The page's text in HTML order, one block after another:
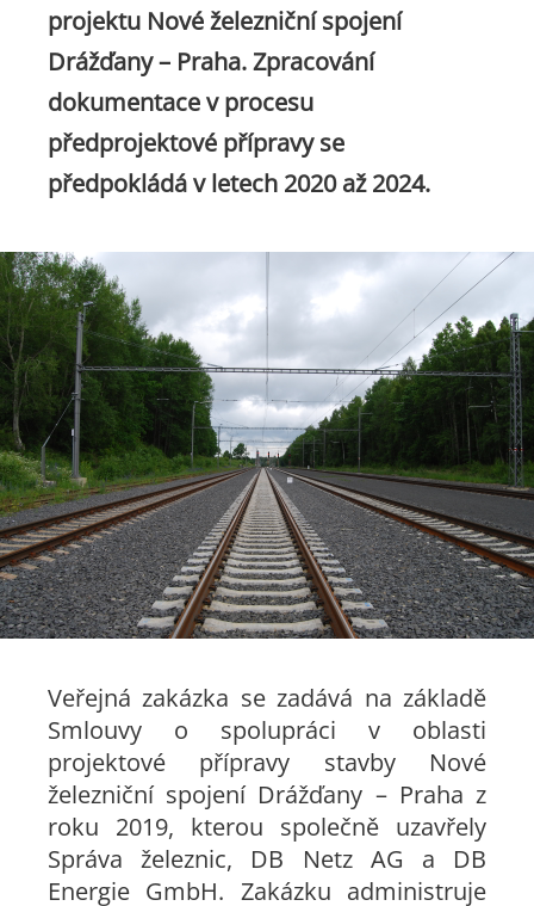
projektu Nové železniční spojení
Drážďany – Praha. Zpracování
dokumentace v procesu
předprojektové přípravy se
předpokládá v letech 2020 až 2024.
Veřejná zakázka se zadává na základě
Smlouvy o spolupráci v oblasti
projektové přípravy stavby Nové
železniční spojení Drážďany – Praha z
roku 2019, kterou společně uzavřely
Správa železnic, DB Netz AG a DB
Energie GmbH. Zakázku administruje